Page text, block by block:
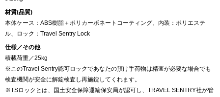
材質(品質)
本体ケース：ABS樹脂＋ポリカーボネートコーティング、内装：ポリエステ
ル、ロック：Travel Sentry Lock
仕様／その他
積載荷重／25kg
※このTravel Sentry認可ロックであなたの預け手荷物は精査が必要な場合でも
検査機関が安全に解錠検査し再施錠してくれます。
※TSロックとは、国土安全保障運輸保安局が認可し、TRAVEL SENTRY社が管